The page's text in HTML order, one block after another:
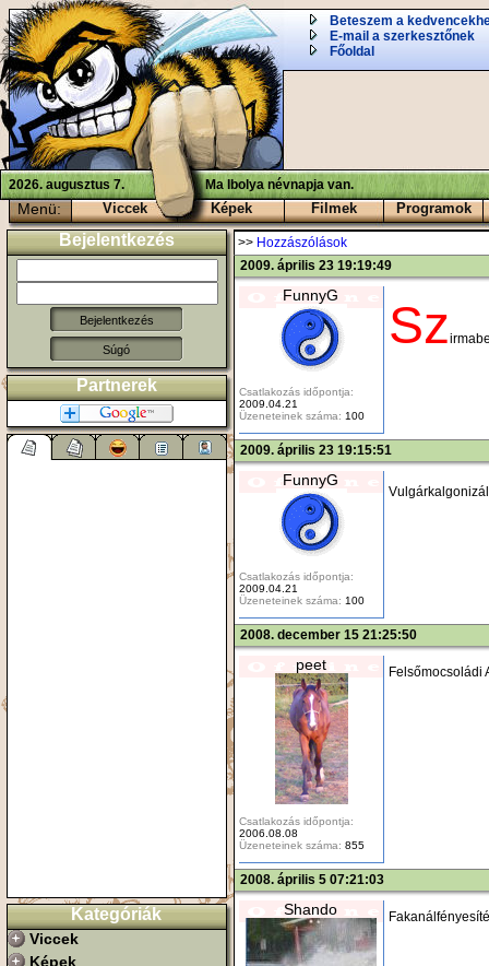
Beteszem a
E-mail a szerkesztőnek
Főoldal
2026. augusztus 7. Ma Ibolya névnapja van.
Menü: Viccek Képek Filmek Programok
Bejelentkezés
Súgó
Partnerek
Kategóriák
Viccek
Képek
>> Hozzászólások
2009. április 23 19:19:49
FunnyG
Csatlakozás időpontja:
2009.04.21
Üzeneteinek száma: 100
Sz
2009. április 23 19:15:51
FunnyG
Csatlakozás időpontja:
2009.04.21
Üzeneteinek száma: 100
2008. december 15 21:25:50
peet
Csatlakozás időpontja:
2006.08.08
Üzeneteinek száma: 855
Felsőmocsoládi
2008. április 5 07:21:03
Shando